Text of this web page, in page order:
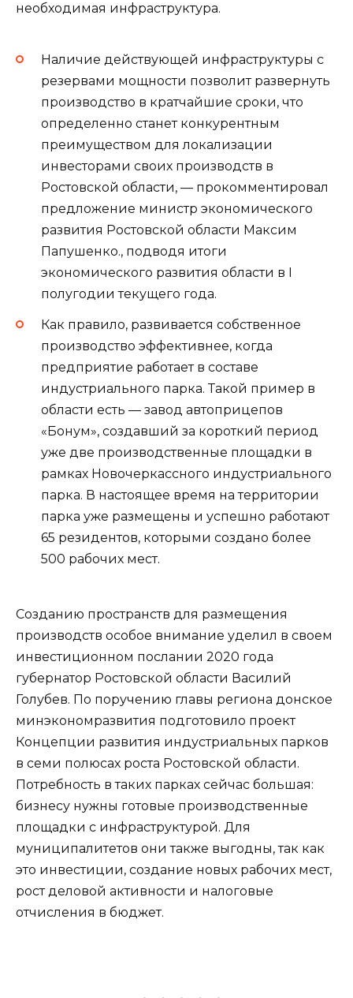
необходимая инфраструктура.
Наличие действующей инфраструктуры с
резервами мощности позволит развернуть
производство в кратчайшие сроки, что
определенно станет конкурентным
преимуществом для локализации
инвесторами своих производств в
Ростовской области, — прокомментировал
предложение министр экономического
развития Ростовской области Максим
Папушенко., подводя итоги
экономического развития области в I
полугодии текущего года.
Как правило, развивается собственное
производство эффективнее, когда
предприятие работает в составе
индустриального парка. Такой пример в
области есть — завод автоприцепов
«Бонум», создавший за короткий период
уже две производственные площадки в
рамках Новочеркассного индустриального
парка. В настоящее время на территории
парка уже размещены и успешно работают
65 резидентов, которыми создано более
500 рабочих мест.
Созданию пространств для размещения
производств особое внимание уделил в своем
инвестиционном послании 2020 года
губернатор Ростовской области Василий
Голубев. По поручению главы региона донское
минэкономразвития подготовило проект
Концепции развития индустриальных парков
в семи полюсах роста Ростовской области.
Потребность в таких парках сейчас большая:
бизнесу нужны готовые производственные
площадки с инфраструктурой. Для
муниципалитетов они также выгодны, так как
это инвестиции, создание новых рабочих мест,
рост деловой активности и налоговые
отчисления в бюджет.